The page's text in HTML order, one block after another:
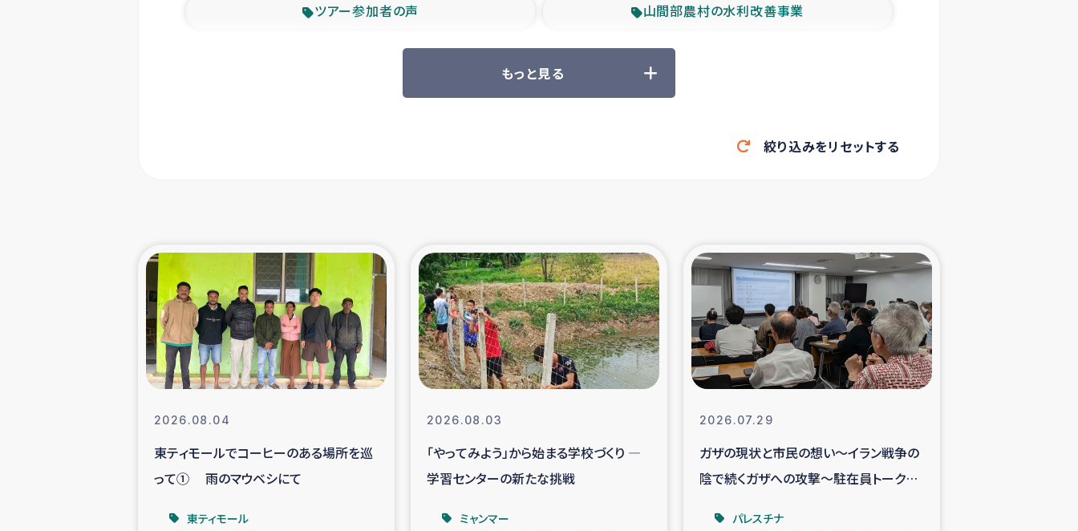
ツアー参加者の声 山間部農村の水利改善事業
緊急救援の時代 森林保全型農業の支援事業
東ティモール豪雨緊急支援 大雨による洪水被災者支援
シリア国内避難民・帰還民の生活再建支援
スリランカ 緊急人道支援 スリランカ南部洪水被災者支援
スリランカの南北女性をつなぐサリー・リサイクル・プロジ
ェクト
復興支援事業
ガザ人道支援 令和6年能登半島地震 緊急支援
もっと見る
絞り込みをリセットする
2026.08.04
東ティモールでコーヒーのある場所を巡
って① 雨のマウベシにて
東ティモール
2026.08.03
「やってみよう」から始まる学校づくり ―
学習センターの新たな挑戦
ミャンマー
2026.07.29
ガザの現状と市民の想い～イラン戦争の
陰で続くガザへの攻撃～駐在員トークイ
パレスチナ